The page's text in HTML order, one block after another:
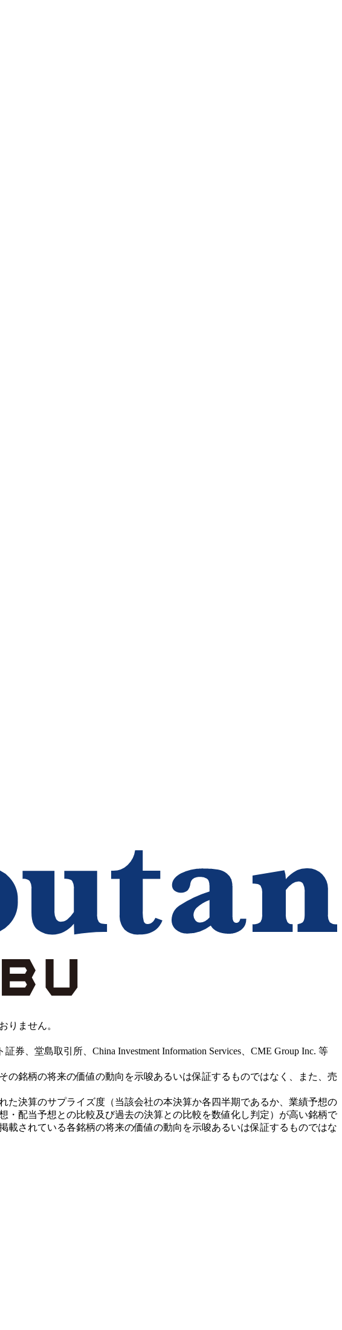
りません。
、堂島取引所、China Investment Information Services、CME Group Inc. 等
銘柄の将来の価値の動向を示唆あるいは保証するものではなく、また、売
決算のサプライズ度（当該会社の本決算か各四半期であるか、業績予想の
配当予想との比較及び過去の決算との比較を数値化し判定）が高い銘柄で
されている各銘柄の将来の価値の動向を示唆あるいは保証するものではな